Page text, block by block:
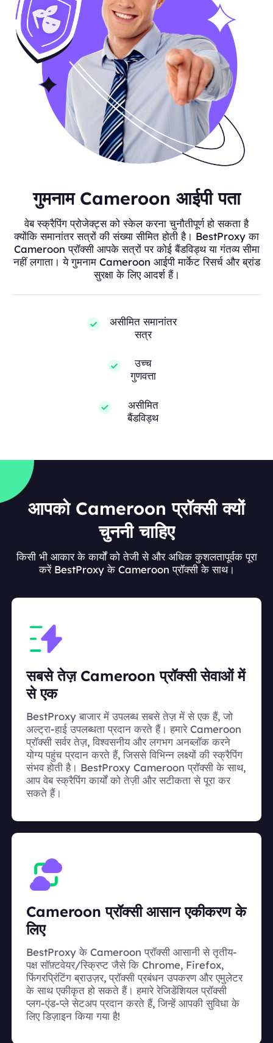
गुमनाम Cameroon आईपी पता
वेब स्क्रैपिंग प्रोजेक्ट्स को स्केल करना चुनौतीपूर्ण हो सकता है
क्योंकि समानांतर सत्रों की संख्या सीमित होती है। BestProxy का
Cameroon प्रॉक्सी आपके सत्रों पर कोई बैंडविड्थ या गंतव्य सीमा
नहीं लगाता। ये गुमनाम Cameroon आईपी मार्केट रिसर्च और ब्रांड
सुरक्षा के लिए आदर्श हैं।
असीमित समानांतर
सत्र
उच्च
गुणवत्ता
असीमित
बैंडविड्थ
आपको Cameroon प्रॉक्सी क्यों
चुननी चाहिए
किसी भी आकार के कार्यों को तेजी से और अधिक कुशलतापूर्वक पूरा
करें BestProxy के Cameroon प्रॉक्सी के साथ।
सबसे तेज़ Cameroon प्रॉक्सी सेवाओं में
से एक
BestProxy बाजार में उपलब्ध सबसे तेज़ में से एक हैं, जो
अल्ट्रा-हाई उपलब्धता प्रदान करते हैं। हमारे Cameroon
प्रॉक्सी सर्वर तेज़, विश्वसनीय और लगभग अनब्लॉक करने
योग्य पहुंच प्रदान करते हैं, जिससे विभिन्न लक्ष्यों की स्क्रैपिंग
संभव होती है। BestProxy Cameroon प्रॉक्सी के साथ,
आप वेब स्क्रैपिंग कार्यों को तेज़ी और सटीकता से पूरा कर
सकते हैं।
Cameroon प्रॉक्सी आसान एकीकरण के
लिए
BestProxy के Cameroon प्रॉक्सी आसानी से तृतीय-
पक्ष सॉफ़्टवेयर/स्क्रिप्ट जैसे कि Chrome, Firefox,
फिंगरप्रिंटिंग ब्राउज़र, प्रॉक्सी प्रबंधन उपकरण और एमुलेटर
के साथ एकीकृत हो सकते हैं। हमारे रेजिडेंशियल प्रॉक्सी
प्लग-एंड-प्ले सेटअप प्रदान करते हैं, जिन्हें आपकी सुविधा के
लिए डिज़ाइन किया गया है!